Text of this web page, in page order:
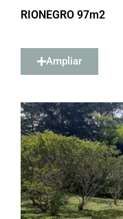
RIONEGRO 97m2
Ampliar